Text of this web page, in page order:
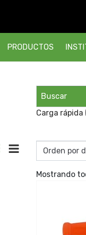
PRODUCTOS
Carga
Mostrando